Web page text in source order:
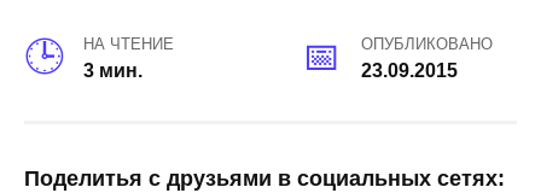
НА ЧТЕНИЕ
3 мин.
ОПУБЛИКОВАНО
23.09.2015
Поделитья с друзьями в социальных сетях: